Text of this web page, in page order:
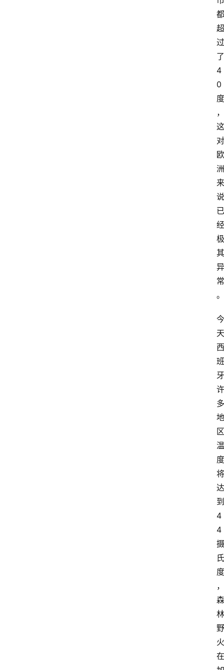
都
超
过
了
4
0
度
，
这
对
欧
洲
来
说
已
经
极
其
异
常
。
今
天
西
班
牙
许
多
地
区
温
度
将
达
到
4
4
摄
氏
度
，
森
林
野
火
在